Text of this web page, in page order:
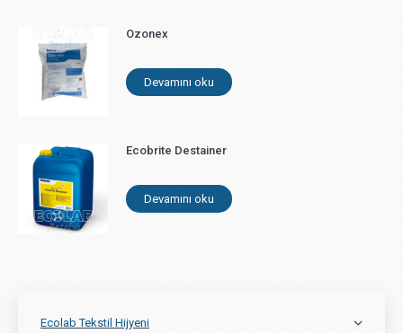
Ozonex
Devamını oku
Ecobrite Destainer
Devamını oku
Ecolab Tekstil Hijyeni